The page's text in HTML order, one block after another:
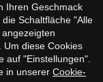
Ihren Geschmack
Schaltfläche "Alle
Um diese Cookies
auf "Einstellungen".
in unserer Cookie-